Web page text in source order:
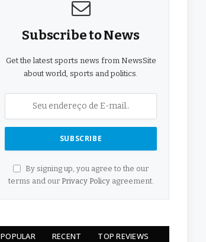
Subscribe to News
Get the latest sports news from NewsSite
about world, sports and politics.
By signing up, you agree to the our
terms and our Privacy Policyagreement.
POPULAR RECENT TOP REVIEWS